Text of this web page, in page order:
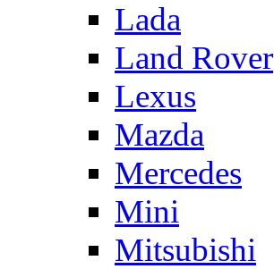
Lada
Land Rover
Lexus
Mazda
Mercedes
Mini
Mitsubishi